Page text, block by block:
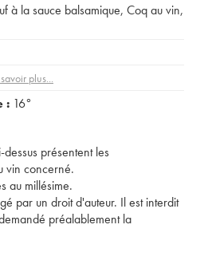
à la sauce balsamique, Coq au vin,
plus...
: 16°
présentent les
vin concerné.
au millésime.
par un droit d'auteur. Il est interdit
préalablement la